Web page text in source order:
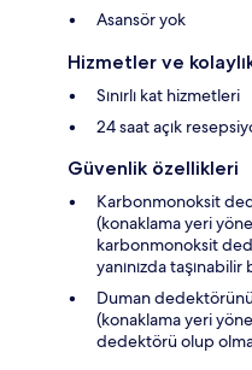
Asansör yok
Hizmetler ve
Sınırlı kat hizmetleri
24 saat açık
Güvenlik özellikleri
Karbonmonoksit
(konaklama yeri
karbonmonoksit
yanınızda
Duman
(konaklama yeri
dedektörü olup